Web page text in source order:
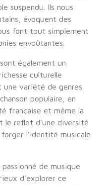
suspendu. Ils nous
évoquent des
font tout simplement
envoûtantes.
également un
culturelle
une variété de genres
populaire, en
française et même la
le reflet d’une diversité
l’identité musicale
de musique
d’explorer ce